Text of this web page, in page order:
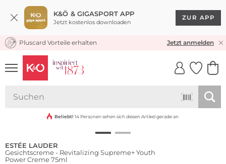
K&Ö & GIGASPORT APP
Jetzt kostenlos downloaden
ZUR APP
KOSTENLOSER VERSAND* & RÜCKVERSAND
Pluscard Vorteile erhalten Jetzt anmelden
UNSERE APP
CLICK &
Beliebt! 14 Personen sehen sich diesen Artikel gerade an
ESTÉE LAUDER
Gesichtscreme - Revitalizing Supreme+ Youth
Power Creme 75ml